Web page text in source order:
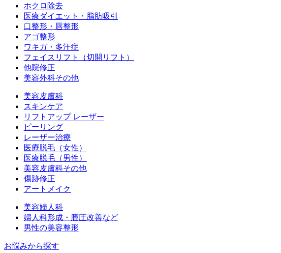
ホクロ除去
医療ダイエット・脂肪吸引
口整形・唇整形
アゴ整形
ワキガ・多汗症
フェイスリフト（切開リフト）
他院修正
美容外科その他
美容皮膚科
スキンケア
リフトアップ レーザー
ピーリング
レーザー治療
医療脱毛（女性）
医療脱毛（男性）
美容皮膚科その他
傷跡修正
アートメイク
美容婦人科
婦人科形成・膣圧改善など
男性の美容整形
お悩みから探す